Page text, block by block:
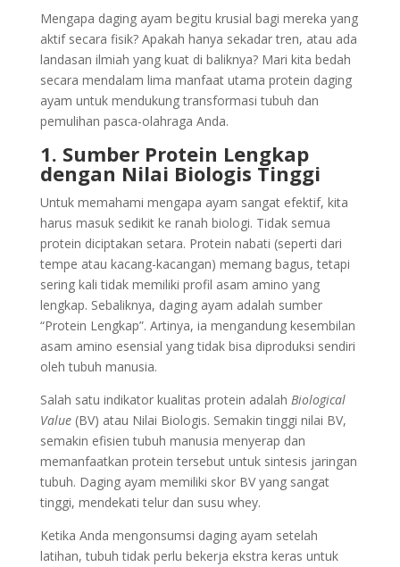
Mengapa daging ayam begitu krusial bagi mereka yang
aktif secara fisik? Apakah hanya sekadar tren, atau ada
landasan ilmiah yang kuat di baliknya? Mari kita bedah
secara mendalam lima manfaat utama protein daging
ayam untuk mendukung transformasi tubuh dan
pemulihan pasca-olahraga Anda.
1. Sumber Protein Lengkap
dengan Nilai Biologis Tinggi
Untuk memahami mengapa ayam sangat efektif, kita
harus masuk sedikit ke ranah biologi. Tidak semua
protein diciptakan setara. Protein nabati (seperti dari
tempe atau kacang-kacangan) memang bagus, tetapi
sering kali tidak memiliki profil asam amino yang
lengkap. Sebaliknya, daging ayam adalah sumber
“Protein Lengkap”. Artinya, ia mengandung kesembilan
asam amino esensial yang tidak bisa diproduksi sendiri
oleh tubuh manusia.
Salah satu indikator kualitas protein adalah Biological
Value(BV) atau Nilai Biologis. Semakin tinggi nilai BV,
semakin efisien tubuh manusia menyerap dan
memanfaatkan protein tersebut untuk sintesis jaringan
tubuh. Daging ayam memiliki skor BV yang sangat
tinggi, mendekati telur dan susu whey.
Ketika Anda mengonsumsi daging ayam setelah
latihan, tubuh tidak perlu bekerja ekstra keras untuk